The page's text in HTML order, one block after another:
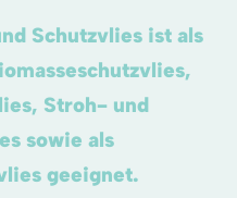
Schutzvlies ist als
Stroh- und
sowie als
geeignet.